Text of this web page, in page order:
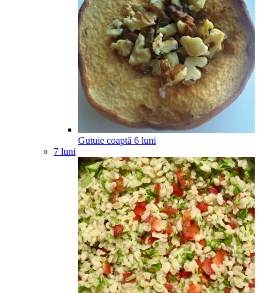
Gutuie coaptă 6 luni
7 luni